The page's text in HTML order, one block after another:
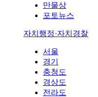
만물상
포토뉴스
자치행정·자치경찰
서울
경기
충청도
경상도
전라도